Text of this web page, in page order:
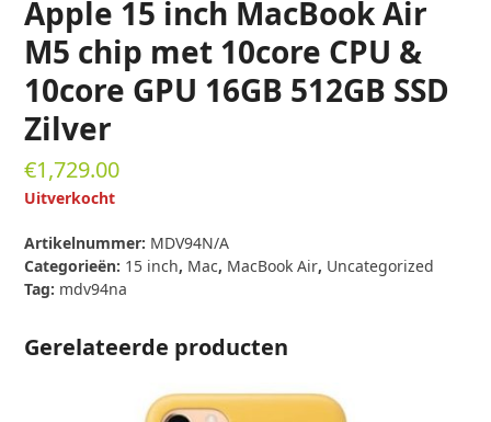
Apple 15 inch MacBook Air
M5 chip met 10core CPU &
10core GPU 16GB 512GB SSD
Zilver
€1,729.00
Uitverkocht
Artikelnummer: MDV94N/A
Categorieën: 15 inch, Mac, MacBook Air, Uncategorized
Tag: mdv94na
Gerelateerde producten